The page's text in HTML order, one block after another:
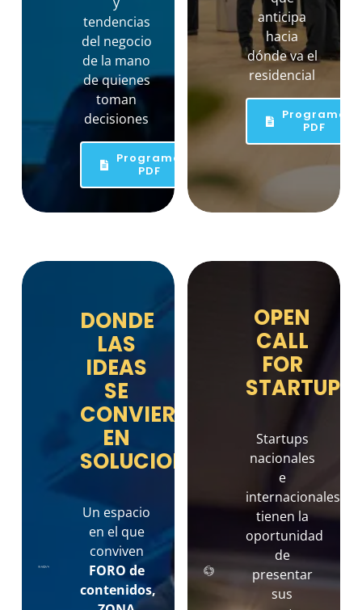
tendencias
del negocio
de la mano
de quienes
toman
decisiones
Programa
PDF
anticipa
hacia
dónde va el
residencial
Programa
PDF
DONDE
LAS
IDEAS
SE
CONVIERTEN
EN
SOLUCIONES
Un espacio
en el que
conviven
FORO de
contenidos,
OPEN
CALL
FOR
STARTUPS
Startups
nacionales
e
internacionales
tienen la
oportunidad
de
presentar
sus